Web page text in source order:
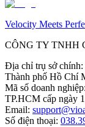
Velocity Meets
CÔNG TY TNHH
Địa chỉ trụ sở chính:
Thành phố Hồ Chí
Mã số doanh nghiệp:
TP.HCM cấp ngày
Email:
Số điện thoại: